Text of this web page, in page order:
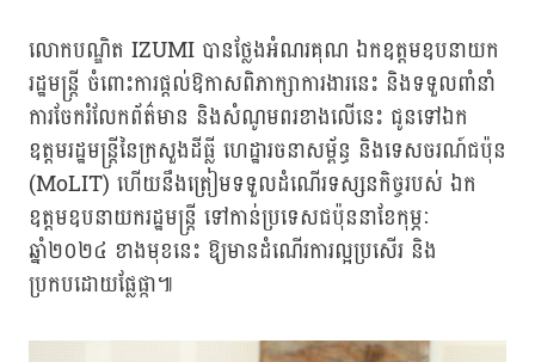
លោកបណ្ឌិត IZUMI បានថ្លែងអំណរគុណ ឯកឧត្តមឧបនាយក
រដ្ឋមន្ត្រី ចំពោះការផ្តល់ឱកាសពិភាក្សាការងារនេះ និងទទួលពាំនាំ
ការចែករំលែកព័ត៌មាន និងសំណូមពរខាងលើនេះ ជូនទៅឯក
ឧត្តមរដ្ឋមន្រ្តីនៃក្រសួងដីធ្លី ហេដ្ឋារចនាសម្ព័ន្ធ និងទេសចរណ៍ជប៉ុន
(MoLIT) ហើយនឹងត្រៀមទទួលដំណើរទស្សនកិច្ចរបស់ ឯក
ឧត្តមឧបនាយករដ្ឋមន្ត្រី ទៅកាន់ប្រទេសជប៉ុននាខែកុម្ភៈ
ឆ្នាំ២០២៤ ខាងមុខនេះ ឱ្យមានដំណើរការល្អប្រសើរ និង
ប្រកបដោយផ្លែផ្កា​៕